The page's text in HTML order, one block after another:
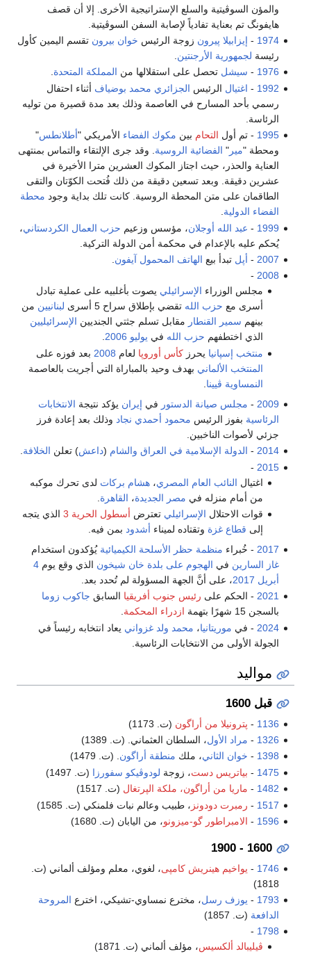
والمؤن السوڤيتية والسلع الإستراتيجية الأخرى. إلا أن قصف
هايفونگ تم بعناية تفادياً لإصابة السفن السوڤيتية.
1974
- إيزابيلا پيرون زوجة الرئيس خوان بيرون تقسم اليمين كأول
رئيسة لجمهورية الأرجنتين
1976
- سيشل تحصل على استقلالها من المملكة المتحدة.
1992
- اغتيال الرئيس الجزائري محمد بوضياف أثناء احتفال
رسمي بأحد المسارح في العاصمة وذلك بعد مدة قصيرة من توليه
الرئاسة.
1995 - تم أول التحام بين مكوك الفضاء الأمريكي "أطلانطس"
ومحطة "مير" الفضائية الروسية. وقد جرى الإلتقاء والتماس بمنتهى
العناية والحذر، حيث اجتاز المكوك العشرين مترا الأخيرة في
عشرين دقيقة. وبعد تسعين دقيقة من ذلك فُتحت الكوّتان والتقى
الطاقمان على متن المحطة الروسية. كانت تلك بداية وجود محطة
الفضاء الدولية.
1999
- عبد الله أوجلان، مؤسس وزعيم حزب العمال الكردستاني،
يُحكم عليه بالإعدام في محكمة أمن الدولة التركية.
2007
- أپل تبدأ بيع الهاتف المحمول آيفون
2008
-
مجلس الوزراء الإسرائيلي يصوت بأغلبيه على عملية تبادل
أسرى مع حزب الله تقضي بإطلاق سراح 5 أسرى لبنانيين من
بينهم سمير القنطار مقابل تسلم جثتي الجنديين الإسرائيليين
الذي اختطفهم حزب الله في يوليو 2006
.
منتخب إسپانيا يحرز كأس أوروپا لعام 2008 بعد فوزه على
المنتخب الألماني بهدف وحيد بالمباراة التي أجريت بالعاصمة
النمساوية ڤيينا
2009
- مجلس صيانة الدستور في إيران يؤكد نتيجة الانتخابات
الرئاسية بفوز الرئيس محمود أحمدي نجاد وذلك بعد إعادة فرز
جزئي لأصوات الناخبين.
2014
- الدولة الإسلامية في العراق والشام (داعش) تعلن الخلافة.
2015
-
اغتيال النائب العام المصري، هشام بركات لدى تحرك موكبه
من أمام منزله في مصر الجديدة، القاهرة
قوات الاحتلال الإسرائيلي تعترض أسطول الحرية 3
الذي يتجه
إلى قطاع غزة وتقتاده لميناء أشدود بمن فيه.
2017 - خُبراء منظمة حظر الأسلحة الكيميائية يُؤكدون استخدام
غاز السارين في الهجوم على بلدة خان شيخون الذي وقع يوم4
أبريل 2017، على أنَّ الجهة المسؤولة لم تُحدد بعد.
2021 - الحكم على رئيس جنوب أفريقيا السابق جاكوب زوما
بالسجن 15 شهرًا بتهمة
ازدراء المحكمة.
2024 - في موريتانيا، محمد ولد غزواني يعاد انتخابه رئيساً في
الجولة الأولى من الانتخابات الرئاسية.
مواليد
قبل 1600
1136
- پترونيلا من أراگون (ت. 1173)
1326
- مراد الأول، السلطان العثماني. (ت. 1389)
1398
- خوان الثاني، ملك منطقة أراگون. (ت. 1479)
1475
- بياتريس دست، زوجة لودوڤيكو سفورزا (ت. 1497)
1482
- ماريا من أراگون، ملكة الپرتغال (ت. 1517)
1517
- رمبرت دودونز ، طبيب وعالم نبات فلمنكي (ت. 1585)
1596
- الامبراطور گو-ميزونو، من اليابان (ت. 1680)
1600 - 1900
1746
- يواخيم هينريش كامپى، لغوي، معلم ومؤلف ألماني (ت.
1818)
1793
- يوزف رسل، مخترع نمساوي-تشيكي، اخترع المروحة
الدافعة (ت. 1857)
1798
-
ڤيليبالد ألكسيس، مؤلف ألماني (ت. 1871)